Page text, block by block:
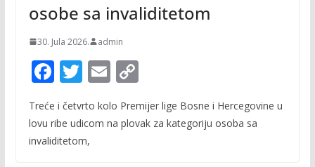
osobe sa invaliditetom
30. Jula 2026. admin
F
ac
e
b
T
w
itt
er
E
m
ai
C
p
Treće i četvrto kolo Premijer lige Bosne i Hercegovine u
lovu ribe udicom na plovak za kategoriju osoba sa
invaliditetom,